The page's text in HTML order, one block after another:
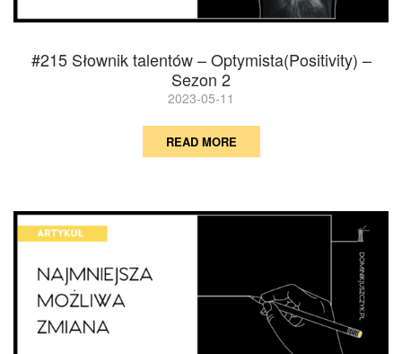
#215 Słownik talentów – Optymista(Positivity) –
Sezon 2
2023-05-11
READ MORE